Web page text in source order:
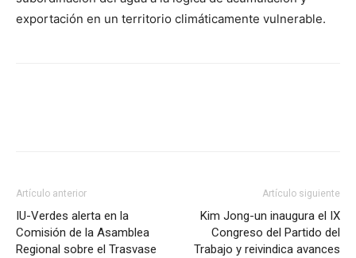
exportación en un territorio climáticamente vulnerable.
Artículo anterior
IU-Verdes alerta en la
Comisión de la Asamblea
Regional sobre el Trasvase
Artículo siguiente
Kim Jong-un inaugura el IX
Congreso del Partido del
Trabajo y reivindica avances